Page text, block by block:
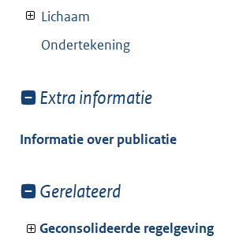
Lichaam
Ondertekening
Toon
van:
Extra informatie
Informatie over publicatie
Toon
van:
Gerelateerd
Geconsolideerde regelgeving